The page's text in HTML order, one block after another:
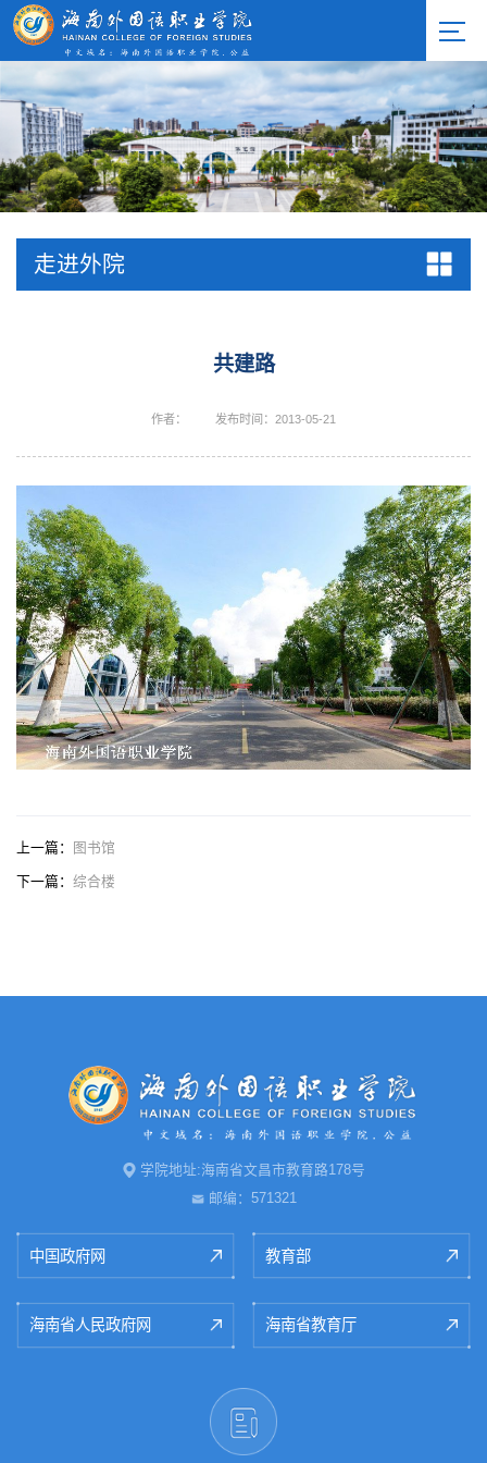
走进外院
共建路
作者： 发布时间：2013-05-21
上一篇： 图书馆
下一篇： 综合楼
学院地址:海南省文昌市教育路178号
邮编：571321
中国政府网 教育部
海南省人民政府网 海南省教育厅